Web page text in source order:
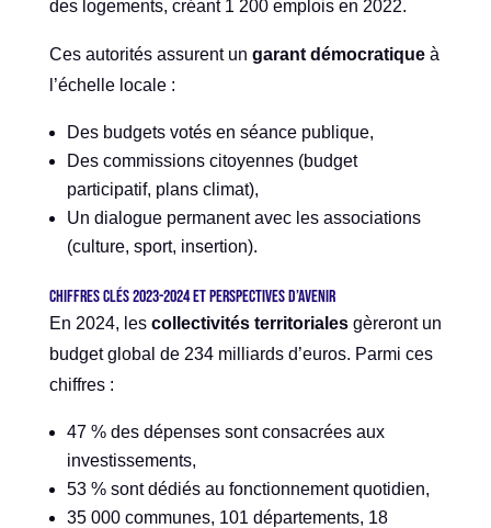
des logements, créant 1 200 emplois en 2022.
Ces autorités assurent un garant démocratiqueà
l’échelle locale :
Des budgets votés en séance publique,
Des commissions citoyennes (budget
participatif, plans climat),
Un dialogue permanent avec les associations
(culture, sport, insertion).
Chiffres clés 2023-2024 et perspectives d’avenir
En 2024, les collectivités territorialesgèreront un
budget global de 234 milliards d’euros. Parmi ces
chiffres :
47 % des dépenses sont consacrées aux
investissements,
53 % sont dédiés au fonctionnement quotidien,
35 000 communes, 101 départements, 18